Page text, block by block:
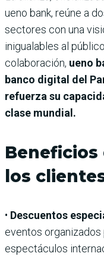
ueno bank, reúne a
sectores con una
inigualables al
colaboración, ueno
banco digital del
refuerza su
clase mundial.
Beneficios
los
• Descuentos
eventos
espectáculos